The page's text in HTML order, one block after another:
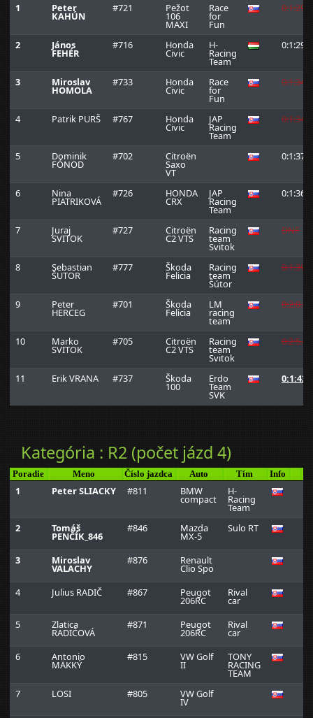
1 Peter
KAHÚN
#721 Pežot
106
MAXI
Race
for
Fun
2 János
FEHÉR
#716 Honda
Civic
H-
Racing
Team
3 Miroslav
HOMOLA
#733 Honda
Civic
Race
for
Fun
4 Patrik PURŠ #767 Honda
Civic
JAP
Racing
Team
5 Dominik
FÓNOD
#702 Citroën
Saxo
VT
6 Nina
PIATRIKOVÁ
#726 HONDA
CRX
JAP
Racing
Team
7 Juraj
SVITOK
#727 Citroën
C2 VTS
Racing
team
Svitok
DNF
8 Sebastian
ŠUTOR
#777 Škoda
Felicia
Racing
team
Šútor
9 Peter
HERCEG
#701 Škoda
Felicia
LM
racing
team
10 Marko
SVITOK
#705 Citroën
C2 VTS
Racing
team
Svitok
11 Erik VRANA #737 Škoda
100
Erdo
Team
SVK
Kategória : R2 (počet jázd 4)
Poradie Meno Číslo jazdca Auto Tím Info
1 Peter SLIACKY #811 BMW
compact
H-
Racing
Team
2 Tomáš
PENČÍK_846
#846 Mazda
MX-5
Sulo RT
3 Miroslav
VALACHY
#876 Renault
Clio Spo
4 Julius RADIČ #867 Peugot
206RC
Rival
car
5 Zlatica
RADIČOVÁ
#871 Peugot
206RC
Rival
car
6 Antonio
MÄKKÝ
#815 VW Golf
II
TONY
RACING
TEAM
7 LOSI #805 VW Golf
IV